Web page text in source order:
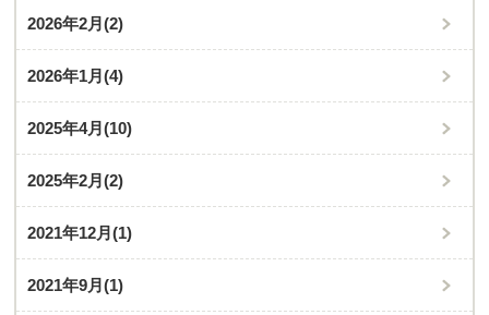
2026年2月(2)
2026年1月(4)
2025年4月(10)
2025年2月(2)
2021年12月(1)
2021年9月(1)